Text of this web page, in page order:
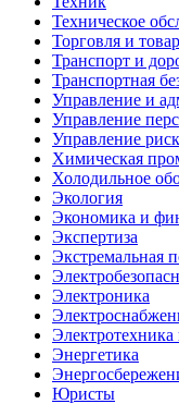
Техническое
Торговля и
Транспорт и
Транспортная
Управление и
Управление
Управление
Химическая
Холодильное
Экология
Экономика и
Экспертиза
Экстремальная
Электроника
Электротехника
Энергетика
Юристы